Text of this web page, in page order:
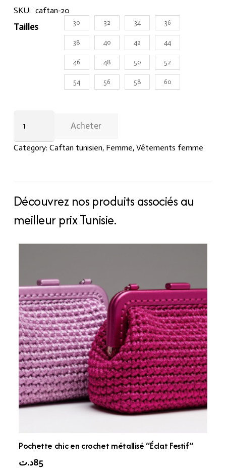
SKU: caftan-20
Tailles 30 32 34 36
38 40 42 44
46 48 50 52
54 56 58 60
blanc
brodé
main
quantity
Acheter
Category: Caftan tunisien, Femme, Vêtements femme
Découvrez nos produits associés au
meilleur prix Tunisie.
Pochette chic en crochet métallisé “Éclat Festif”
85د.ت